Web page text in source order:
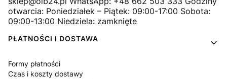
otwarcia: Poniedziałek – Piątek: 09:00-17:00 Sobota:
09:00-13:00 Niedziela: zamknięte
PŁATNOŚCI I DOSTAWA
Formy płatności
Czas i koszty dostawy